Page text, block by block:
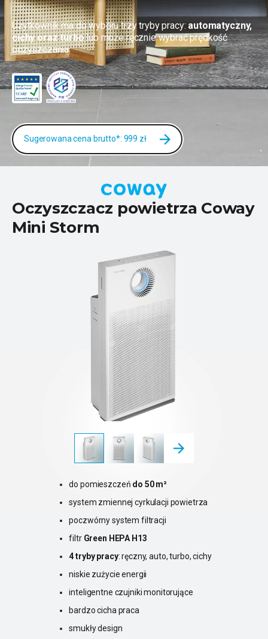
Użytkownik ma do wyboru trzy tryby pracy: automatyczny,
cichy oraz turbolub może ręcznie wybrać prędkość
oczyszczania.
Sugerowana cena brutto*: 999 zł
Oczyszczacz powietrza Coway
Mini Storm
do pomieszczeń do 50 m²
system zmiennej cyrkulacji powietrza
poczwórny system filtracji
filtr Green HEPA H13
4 tryby pracy: ręczny, auto, turbo, cichy
niskie zużycie energii
inteligentne czujniki monitorujące
bardzo cicha praca
smukły design